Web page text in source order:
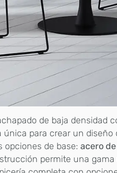
de baja densidad
para crear un diseño
opciones de base:acero
permite una